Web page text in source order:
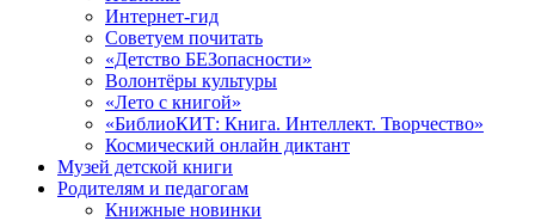
Интернет-гид
Советуем почитать
«Детство БЕЗопасности»
Волонтёры культуры
«Лето с книгой»
«БиблиоКИТ: Книга. Интеллект. Творчество»
Космический онлайн диктант
Музей детской книги
Родителям и педагогам
Книжные новинки